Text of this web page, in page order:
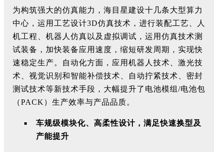
为构筑强大的仿真能力，海目星建设十几条大型算力
中心，运用工艺设计3D仿真技术，进行装配工艺、人
机工程、机器人仿真以及虚拟调试，运用仿真技术测
试装备，加快装备应用速度，缩短研发周期，实现快
速稳定生产。自动化方面，应用机器人技术、激光技
术、视觉识别和智能补偿技术、自动拧紧技术、密封
测试技术等新技术手段，大幅提升了电池模组/电池包
（PACK）生产效率与产品品质。
车规级模块化、高柔性设计，满足快速换型及
产能提升